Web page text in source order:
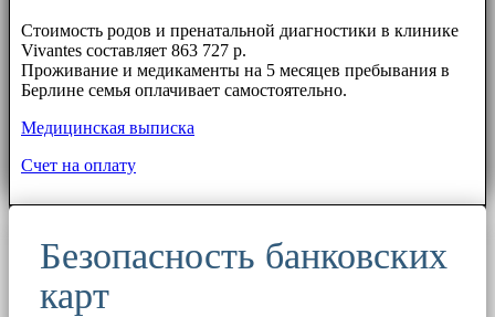
Стоимость родов и пренатальной диагностики в клинике
Vivantes составляет 863 727 р.
Проживание и медикаменты на 5 месяцев пребывания в
Берлине семья оплачивает самостоятельно.
Медицинская выписка
Счет на оплату
Безопасность банковских
карт